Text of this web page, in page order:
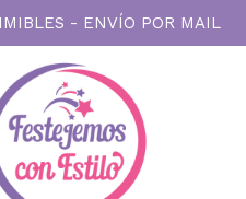
- ENVÍO POR MAIL